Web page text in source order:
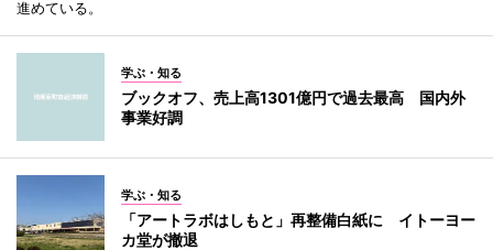
進めている。
学ぶ・知る
ブックオフ、売上高1301億円で過去最高 国内外
事業好調
学ぶ・知る
「アートラボはしもと」再整備白紙に イトーヨー
カ堂が撤退